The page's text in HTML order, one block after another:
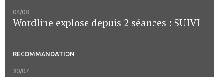
04/08
Wordline explose depuis 2 séances : SUIVI
RECOMMANDATION
30/07